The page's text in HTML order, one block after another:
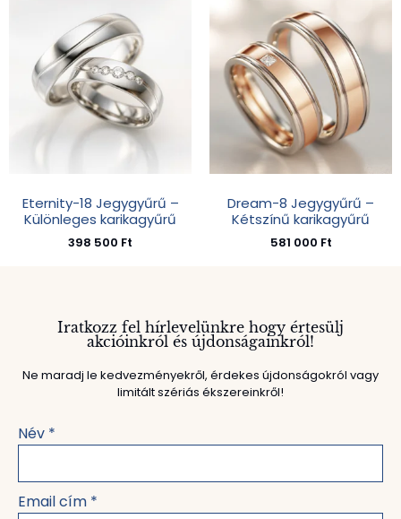
Eternity-18 Jegygyűrű –
Különleges karikagyűrű
398 500 Ft
Dream-8 Jegygyűrű –
Kétszínű karikagyűrű
581 000 Ft
Iratkozz fel hírlevelünkre hogy értesülj
akcióinkról és újdonságainkról!
Ne maradj le kedvezményekről, érdekes újdonságokról vagy
limitált szériás ékszereinkről!
Név *
Email cím *